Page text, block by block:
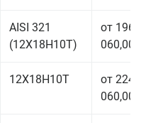
AISI 321
(12Х18Н10Т)
от 196
060,00
12Х18Н10Т
от 224
060,00